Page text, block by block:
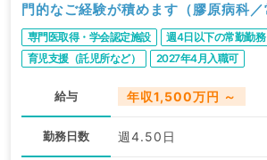
門的なご経験が積めます（膠原病科／
専門医取得・学会認定施設
週4日以下の常勤勤務
育児支援（託児所など）
2027年4月入職可
給与 年収1,500万円 ～
勤務日数 週4.50日